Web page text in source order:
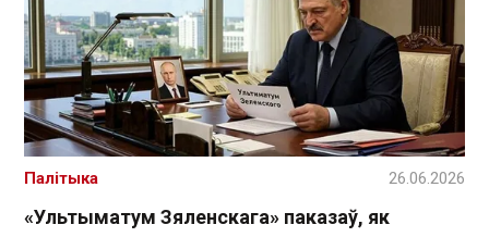
«Ультыматум Зяленскага» паказаў, як
Палітыка 26.06.2026